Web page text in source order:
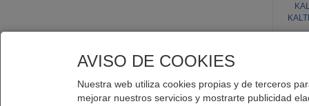
AVISO DE COOKIES
Nuestra web utiliza cookies propias y de terceros
mejorar nuestros servicios y mostrarte publicidad